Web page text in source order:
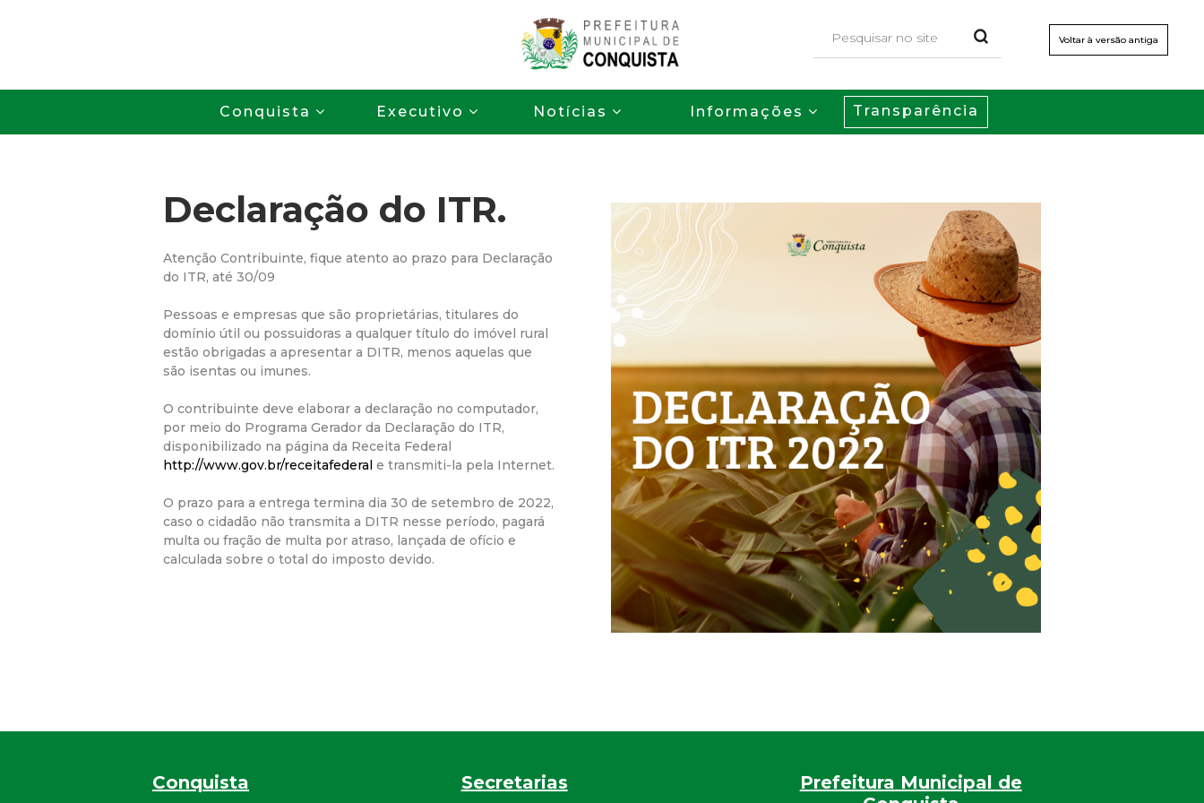
para
o
conteúdo
principal
Voltar à versão antiga
P
r
f
e
i
t
u
r
a
M
i
p
Conquista Executivo Notícias Informações Transparência
Declaração do ITR.
Atenção Contribuinte, fique atento ao prazo para Declaração
do ITR, até 30/09
Pessoas e empresas que são proprietárias, titulares do
domínio útil ou possuidoras a qualquer título do imóvel rural
estão obrigadas a apresentar a DITR, menos aquelas que
são isentas ou imunes.
O contribuinte deve elaborar a declaração no computador,
por meio do Programa Gerador da Declaração do ITR,
disponibilizado na página da Receita Federal
http://www.gov.br/receitafederal e transmiti-la pela Internet.
O prazo para a entrega termina dia 30 de setembro de 2022,
caso o cidadão não transmita a DITR nesse período, pagará
multa ou fração de multa por atraso, lançada de ofício e
calculada sobre o total do imposto devido.
Conquista Secretarias
Prefeitura Municipal de